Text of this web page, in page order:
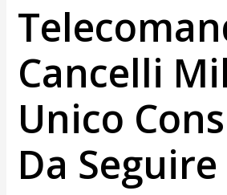
Cancelli
Unico
Da Seguire